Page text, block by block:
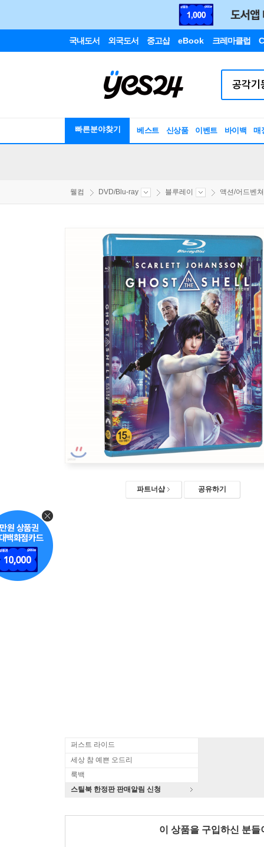
국내도서 외국도서 중고샵 eBook 크레마클럽
빠른분야찾기 베스트 신상품 이벤트 바이백 매
웰컴 DVD/Blu-ray 블루레이 액션/어드벤
파트너샵 공유하기
퍼스트 라이드
세상 참 예쁜 오드리
룩백
스틸북 한정판 판매알림 신청
이 상품을 구입하신 분